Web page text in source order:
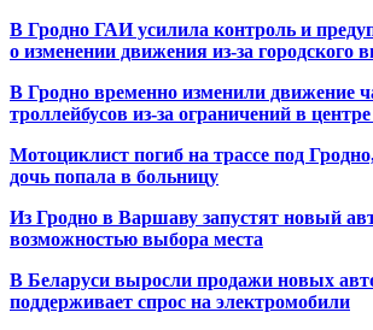
В Гродно ГАИ усилила контроль и
о изменении движения из-за городского
В Гродно временно изменили движение
троллейбусов из-за ограничений в центре
Мотоциклист погиб на трассе под
дочь попала в больницу
Из Гродно в Варшаву запустят новый
возможностью выбора места
В Беларуси выросли продажи новых
поддерживает спрос на электромобили